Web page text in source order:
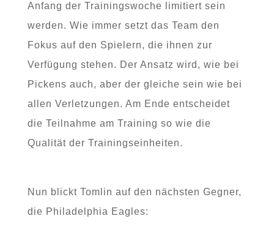
Anfang der Trainingswoche limitiert sein
werden. Wie immer setzt das Team den
Fokus auf den Spielern, die ihnen zur
Verfügung stehen. Der Ansatz wird, wie bei
Pickens auch, aber der gleiche sein wie bei
allen Verletzungen. Am Ende entscheidet
die Teilnahme am Training so wie die
Qualität der Trainingseinheiten.
Nun blickt Tomlin auf den nächsten Gegner,
die Philadelphia Eagles: